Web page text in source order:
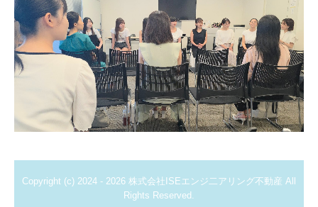
Copyright (c) 2024 - 2026 株式会社ISEエンジ二アリング不動産 All
Rights Reserved.